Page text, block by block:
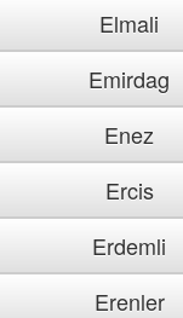
Elmali
Emirdag
Enez
Ercis
Erdemli
Erenler